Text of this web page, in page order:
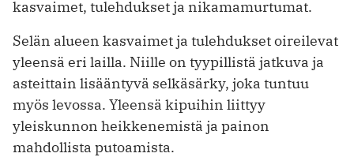
kasvaimet, tulehdukset ja nikamamurtumat.
Selän alueen kasvaimet ja tulehdukset oireilevat
yleensä eri lailla. Niille on tyypillistä jatkuva ja
asteittain lisääntyvä selkäsärky, joka tuntuu
myös levossa. Yleensä kipuihin liittyy
yleiskunnon heikkenemistä ja painon
mahdollista putoamista.